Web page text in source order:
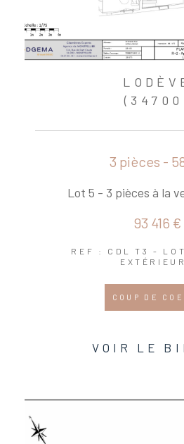
3 pièces -
Lot 5 - 3 pièces à la
93 416 €
REF : CDL T3 -
COUP DE
VOIR LE